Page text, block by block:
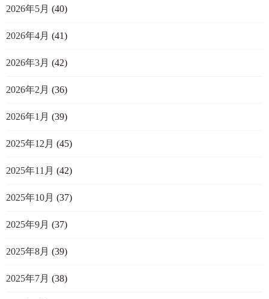
2026年5月 (40)
2026年4月 (41)
2026年3月 (42)
2026年2月 (36)
2026年1月 (39)
2025年12月 (45)
2025年11月 (42)
2025年10月 (37)
2025年9月 (37)
2025年8月 (39)
2025年7月 (38)